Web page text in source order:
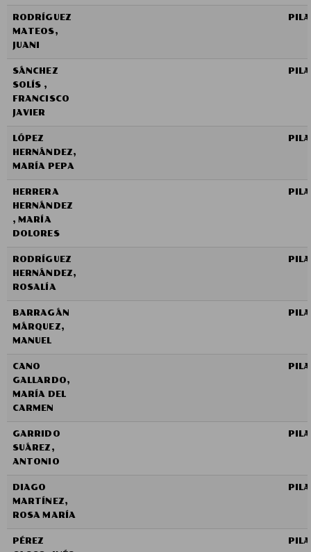
RODRÍGUEZ
MATEOS,
JUANI
SÁNCHEZ
SOLÍS ,
FRANCISCO
JAVIER
LÓPEZ
HERNÁNDEZ,
MARÍA PEPA
HERRERA
HERNÁNDEZ
, MARÍA
DOLORES
RODRÍGUEZ
HERNÁNDEZ,
ROSALÍA
BARRAGÁN
MÁRQUEZ,
MANUEL
CANO
GALLARDO,
MARÍA DEL
CARMEN
GARRIDO
SUÁREZ,
ANTONIO
DIAGO
MARTÍNEZ,
ROSA MARÍA
PÉREZ